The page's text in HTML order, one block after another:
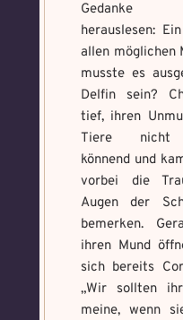
Gedanke
herauslesen:
allen möglichen
musste es
Delfin sein?
tief, ihren
Tiere nicht
könnend und
vorbei die
Augen der
bemerken.
ihren Mund
sich bereits
„Wir sollten
meine, wenn